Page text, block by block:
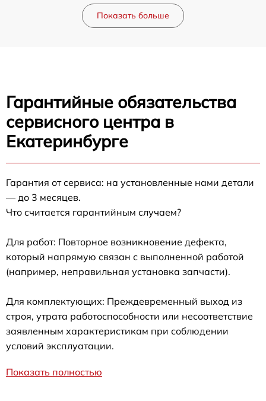
Показать больше
Гарантийные обязательства
сервисного центра в
Екатеринбурге
Гарантия от сервиса: на установленные нами детали
— до 3 месяцев.
Что считается гарантийным случаем?
Для работ: Повторное возникновение дефекта,
который напрямую связан с выполненной работой
(например, неправильная установка запчасти).
Для комплектующих: Преждевременный выход из
строя, утрата работоспособности или несоответствие
заявленным характеристикам при соблюдении
условий эксплуатации.
Показать полностью